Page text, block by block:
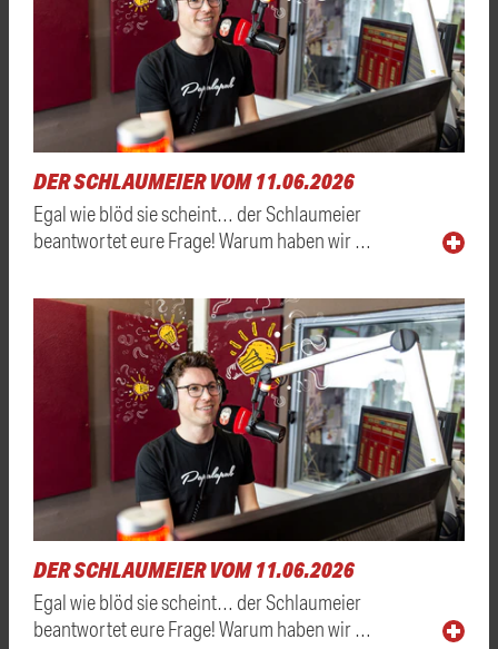
DER SCHLAUMEIER VOM 11.06.2026
Egal wie blöd sie scheint… der Schlaumeier
beantwortet eure Frage! Warum haben wir …
DER SCHLAUMEIER VOM 11.06.2026
Egal wie blöd sie scheint… der Schlaumeier
beantwortet eure Frage! Warum haben wir …